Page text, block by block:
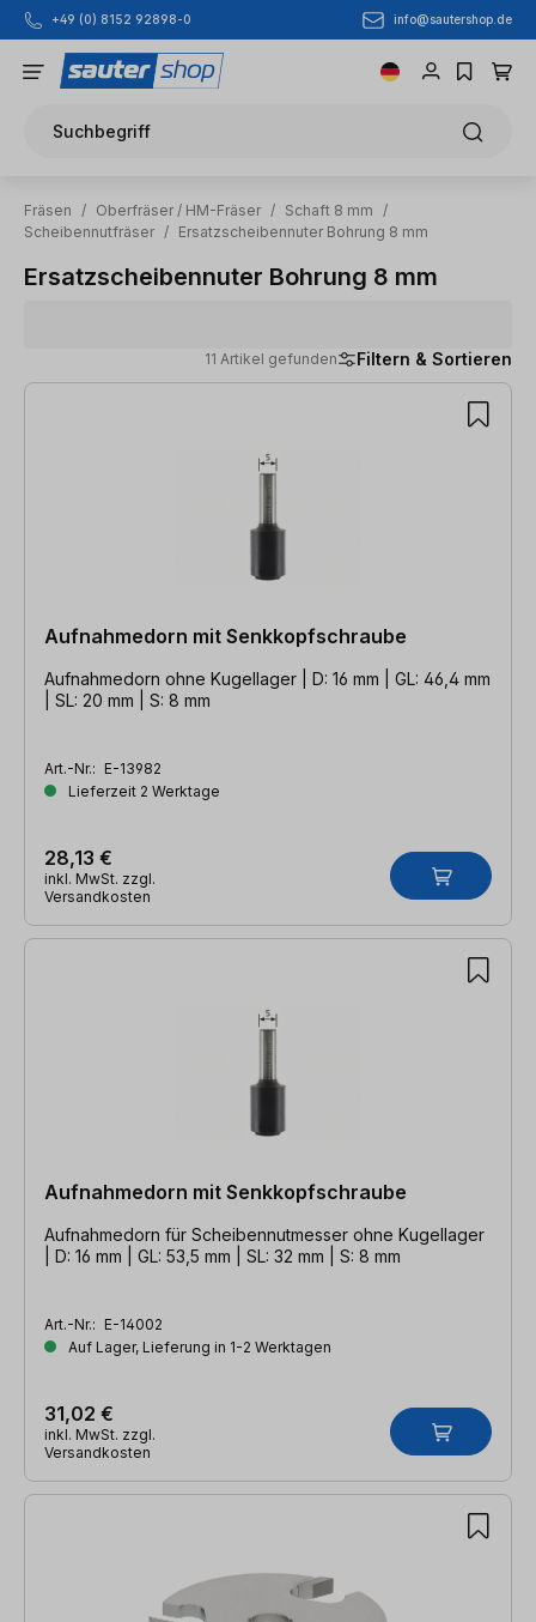
Zum Hauptinhalt springen
+49 (0) 8152 92898-0 info@sautershop.de
Suchbegriff
Fräsen / Oberfräser / HM-Fräser / Schaft 8 mm
/
Scheibennutfräser / Ersatzscheibennuter Bohrung 8 mm
Ersatzscheibennuter Bohrung 8 mm
11 Artikel gefunden Filtern & Sortieren
11 Artikel gefunden
Aufnahmedorn mit Senkkopfschraube
Aufnahmedorn ohne Kugellager | D: 16 mm | GL: 46,4 mm
| SL: 20 mm | S: 8 mm
Art.-Nr.: E-13982
Lieferzeit 2 Werktage
28,13 €
inkl. MwSt. zzgl.
Versandkosten
Aufnahmedorn mit Senkkopfschraube
Aufnahmedorn für Scheibennutmesser ohne Kugellager
| D: 16 mm | GL: 53,5 mm | SL: 32 mm | S: 8 mm
Art.-Nr.: E-14002
Auf Lager, Lieferung in 1-2 Werktagen
31,02 €
inkl. MwSt. zzgl.
Versandkosten